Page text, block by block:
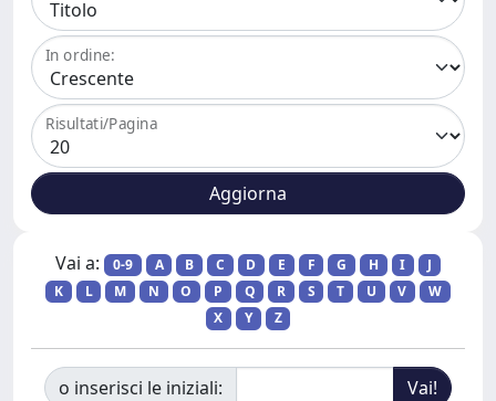
In ordine:
Risultati/Pagina
Vai a: 0-9 A B C D E F G H I
J
K
L M N O P Q R S T U V
W
X
Y Z
o inserisci le iniziali: